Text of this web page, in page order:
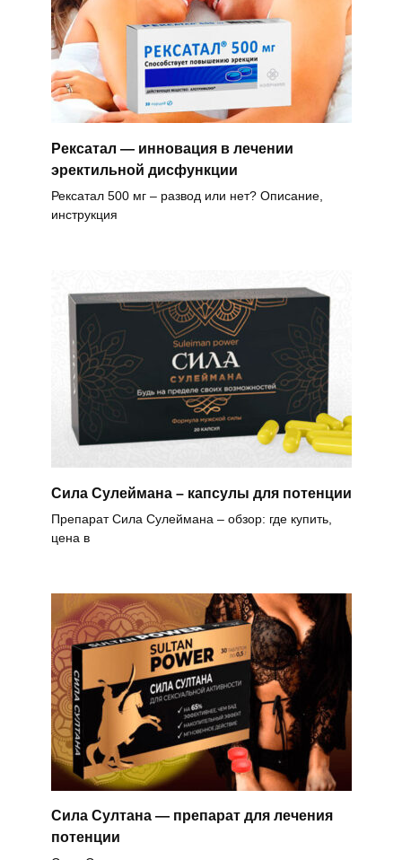
Рексатал — инновация в лечении
эректильной дисфункции
Рексатал 500 мг – развод или нет? Описание,
инструкция
Сила Сулеймана – капсулы для потенции
Препарат Сила Сулеймана – обзор: где купить,
цена в
Сила Султана — препарат для лечения
потенции